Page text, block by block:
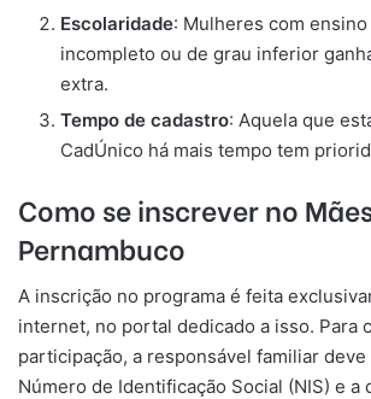
Escolaridade: Mulheres com
incompleto ou de grau inferior
extra.
Tempo de cadastro: Aquela que
CadÚnico há mais tempo tem
Como se inscrever no
Pernambuco
A inscrição no programa é feita
internet, no portal dedicado a isso. Para
participação, a responsável familiar
Número de Identificação Social (NIS) e a